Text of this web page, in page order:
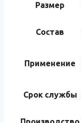
Размер
Состав
Применение
Срок службы